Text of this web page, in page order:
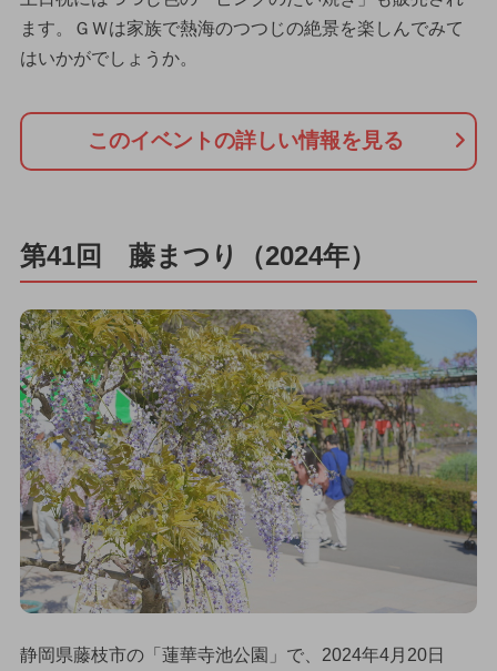
ます。ＧＷは家族で熱海のつつじの絶景を楽しんでみて
はいかがでしょうか。
このイベントの詳しい情報を見る
第41回 藤まつり（2024年）
静岡県藤枝市の「蓮華寺池公園」で、2024年4月20日